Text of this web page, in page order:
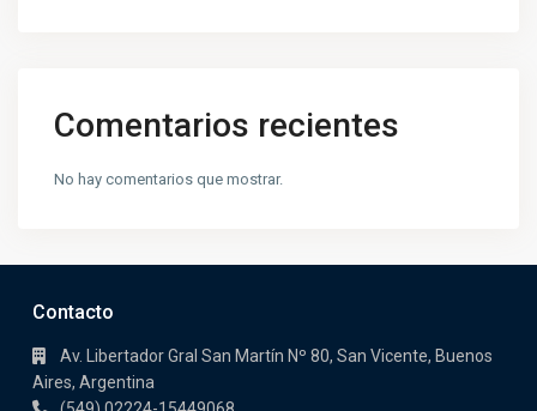
Comentarios recientes
No hay comentarios que mostrar.
Contacto
Av. Libertador Gral San Martín Nº 80, San Vicente, Buenos
Aires, Argentina